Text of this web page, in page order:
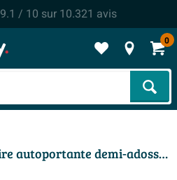
9.1 / 10 sur 10.321 avis
0
Arcqua Palmas Baignoire autoportante demi-adossée - 180x110cm - acrylique - siphon gauche - blanc mat